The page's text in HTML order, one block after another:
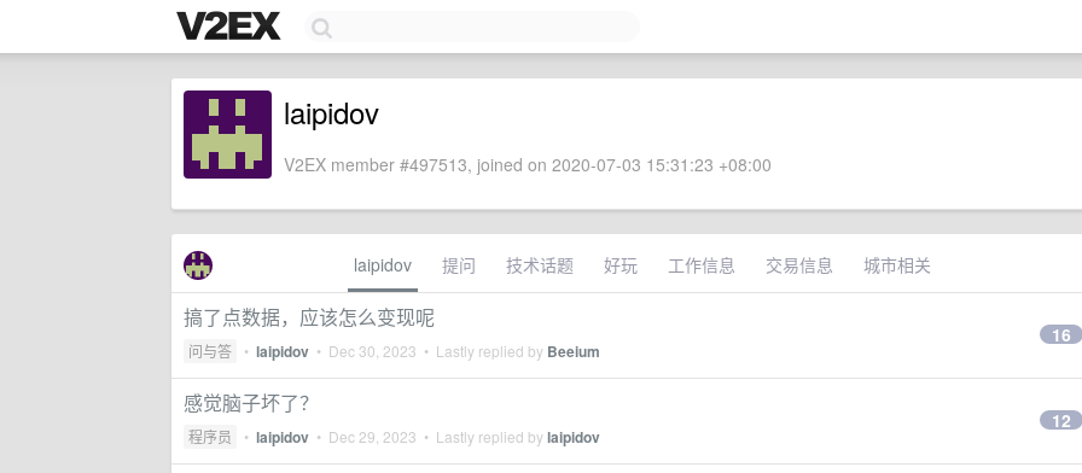
laipidov
V2EX member #497513, joined on 2020-07-03 15:31:23 +08:00
laipidov 提问 技术话题 好玩 工作信息 交易信息 城市相关
搞了点数据，应该怎么变现呢
问与答 • laipidov • Dec 30, 2023 • Lastly replied by Beeium
16
感觉脑子坏了？
程序员 • laipidov • Dec 29, 2023 • Lastly replied bylaipidov
12